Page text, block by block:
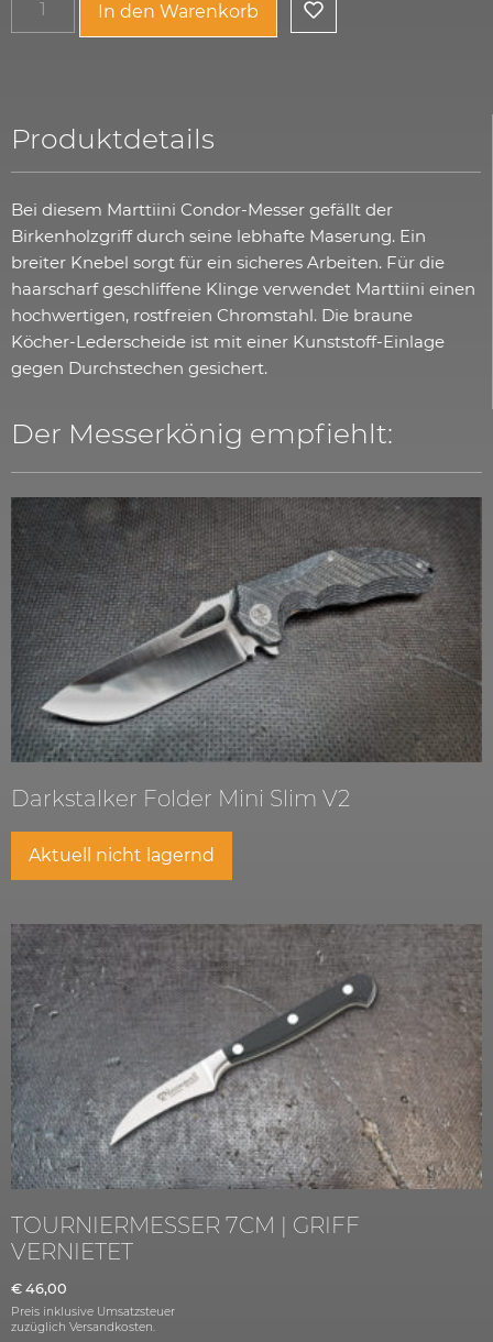
In den Warenkorb
Produktdetails
Bei diesem Marttiini Condor-Messer gefällt der
Birkenholzgriff durch seine lebhafte Maserung. Ein
breiter Knebel sorgt für ein sicheres Arbeiten. Für die
haarscharf geschliffene Klinge verwendet Marttiini einen
hochwertigen, rostfreien Chromstahl. Die braune
Köcher-Lederscheide ist mit einer Kunststoff-Einlage
gegen Durchstechen gesichert.
Der Messerkönig empfiehlt:
Darkstalker Folder Mini Slim V2
Aktuell nicht lagernd
TOURNIERMESSER 7CM | GRIFF
VERNIETET
€ 46,00
Preis inklusive Umsatzsteuer
zuzüglich Versandkosten.